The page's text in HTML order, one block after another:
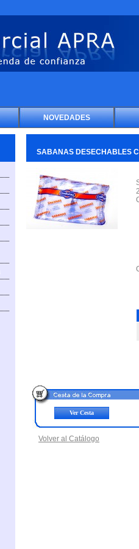
NOVEDADES
SABANAS DESECHABLES
Ver Cesta
Volver al Catálogo